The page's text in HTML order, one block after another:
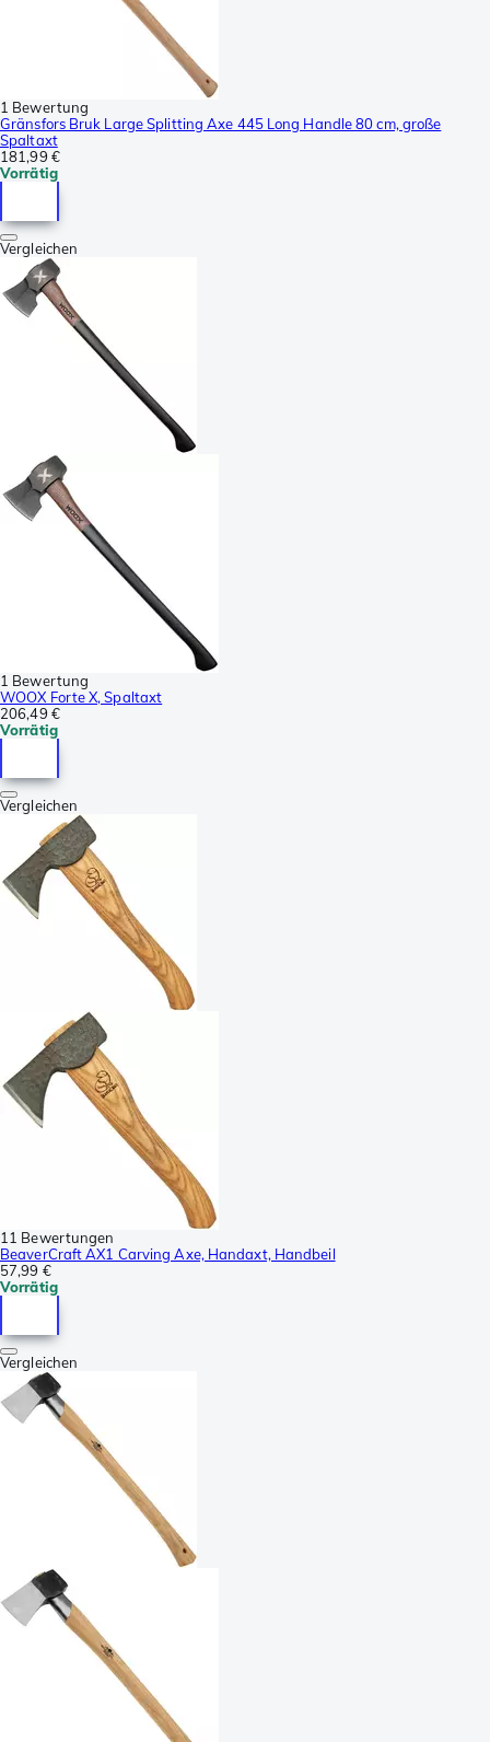
1 Bewertung
Gränsfors Bruk Large Splitting Axe 445 Long Handle 80 cm, große
Spaltaxt
181,99 €
Vorrätig
Vergleichen
1 Bewertung
WOOX Forte X, Spaltaxt
206,49 €
Vorrätig
Vergleichen
11 Bewertungen
BeaverCraft AX1 Carving Axe, Handaxt, Handbeil
57,99 €
Vorrätig
Vergleichen